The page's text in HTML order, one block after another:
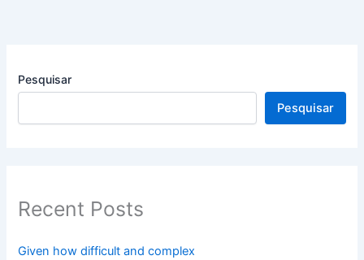
Pesquisar
Pesquisar
Recent Posts
Given how difficult and complex